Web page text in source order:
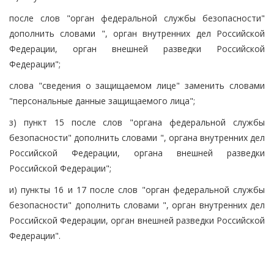
после слов "орган федеральной службы безопасности"
дополнить словами ", орган внутренних дел Российской
Федерации, орган внешней разведки Российской
Федерации";
слова "сведения о защищаемом лице" заменить словами
"персональные данные защищаемого лица";
з) пункт 15 после слов "органа федеральной службы
безопасности" дополнить словами ", органа внутренних дел
Российской Федерации, органа внешней разведки
Российской Федерации";
и) пункты 16 и 17 после слов "орган федеральной службы
безопасности" дополнить словами ", орган внутренних дел
Российской Федерации, орган внешней разведки Российской
Федерации".